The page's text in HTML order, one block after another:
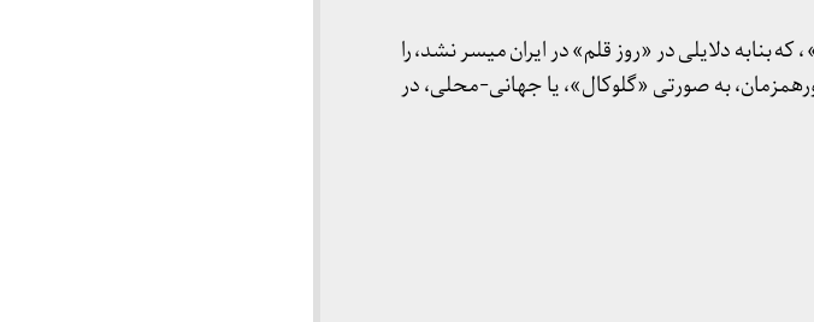
که بنابه دلایلی در «روز قلم» در ایران میسر نشد، را
به صورتی «گلوکال»، یا جهانی-محلی، در